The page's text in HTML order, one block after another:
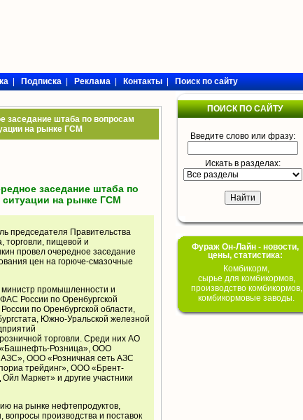
|Подписка|Реклама|Контакты|Поиск по сайту
заседание штаба по вопросам
на рынке ГСМ
заседание штаба по
на рынке ГСМ
председателя Правительства
торговли, пищевой и
провел очередное заседание
цен на горюче-смазочные
промышленности и
России по Оренбургской
по Оренбургской области,
Южно-Уральской железной
торговли. Среди них АО
Розница», ООО
ООО «Розничная сеть АЗС
трейдинг», ООО «Брент-
Маркет» и другие участники
на рынке нефтепродуктов,
производства и поставок
ПОИСК ПО САЙТУ
Введите слово или фразу:
Искать в разделах:
Фураж Он-Лайн - новости,
цены, статистика:
Комбикорм,
сырье для комбикормов,
производство комбикормов,
комбикормовые заводы.